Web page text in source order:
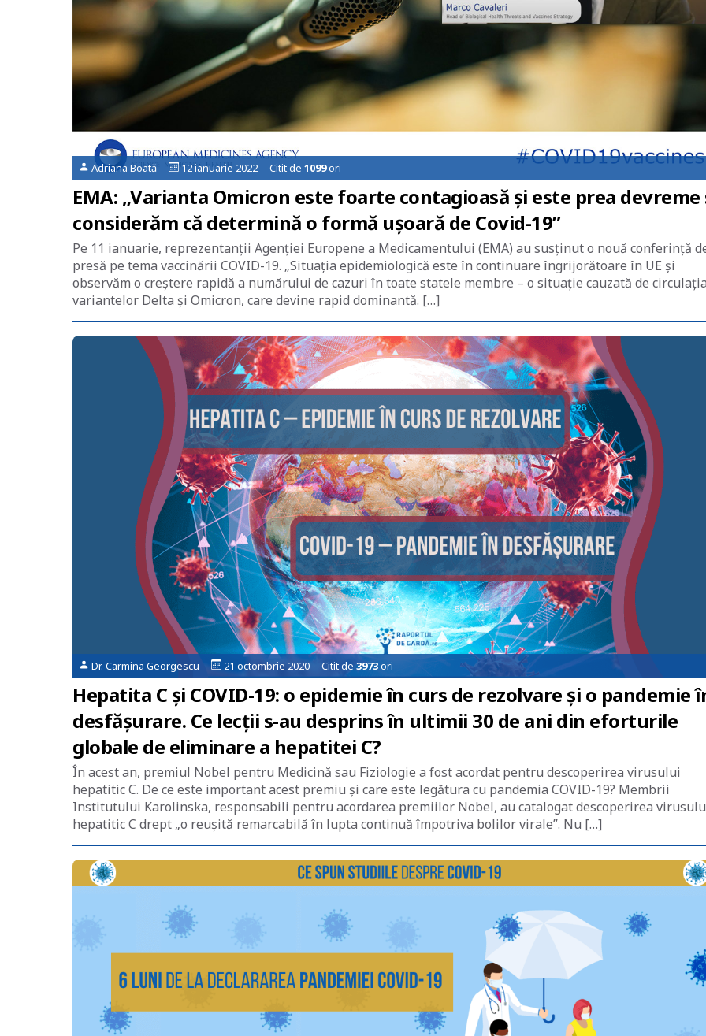
Adriana Boată 12 ianuarie 2022 Citit de 1099ori
EMA: „Varianta Omicron este foarte contagioasă și este prea devreme
considerăm că determină o formă ușoară de Covid-19”
Pe 11 ianuarie, reprezentanții Agenției Europene a Medicamentului (EMA) au susținut o nouă conferință
presă pe tema vaccinării COVID-19. „Situația epidemiologică este în continuare îngrijorătoare în UE și
observăm o creștere rapidă a numărului de cazuri în toate statele membre – o situație cauzată de
variantelor Delta și Omicron, care devine rapid dominantă. […]
Dr. Carmina Georgescu 21 octombrie 2020 Citit de 3973ori
Hepatita C și COVID-19: o epidemie în curs de rezolvare și o pandemie
desfășurare. Ce lecții s-au desprins în ultimii 30 de ani din eforturile
globale de eliminare a hepatitei C?
În acest an, premiul Nobel pentru Medicină sau Fiziologie a fost acordat pentru descoperirea virusului
hepatitic C. De ce este important acest premiu și care este legătura cu pandemia COVID-19? Membrii
Institutului Karolinska, responsabili pentru acordarea premiilor Nobel, au catalogat descoperirea
hepatitic C drept „o reușită remarcabilă în lupta continuă împotriva bolilor virale”. Nu […]